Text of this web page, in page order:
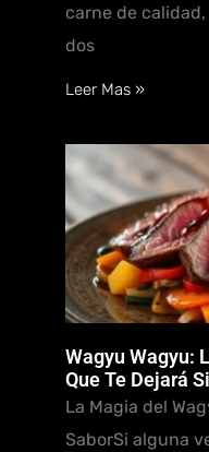
carne de
dos
Leer Mas »
Wagyu Wagyu:
Que Te Dejará
La Magia del
SaborSi alguna